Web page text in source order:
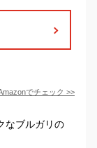
でチェック >>
なブルガリの